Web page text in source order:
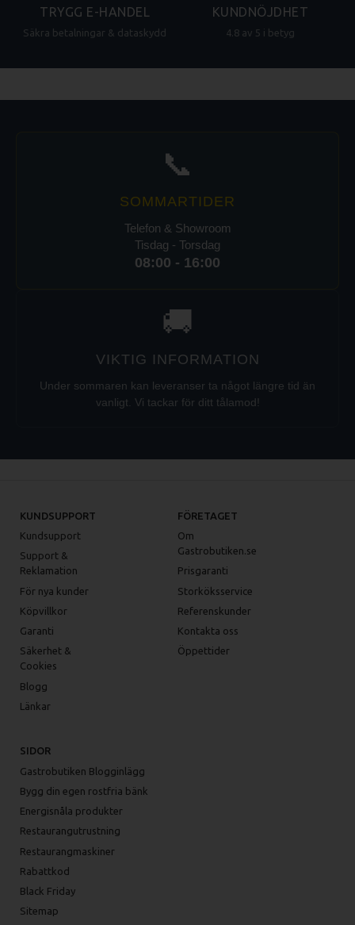
TRYGG E-HANDEL
Säkra betalningar & dataskydd
KUNDNÖJDHET
4.8 av 5 i betyg
📞
SOMMARTIDER
Telefon & Showroom
Tisdag - Torsdag
08:00 - 16:00
🚚
VIKTIG INFORMATION
Under sommaren kan leveranser ta något längre tid än
vanligt. Vi tackar för ditt tålamod!
KUNDSUPPORT
Kundsupport
Support &
Reklamation
För nya kunder
Köpvillkor
Garanti
Säkerhet &
Cookies
Blogg
Länkar
FÖRETAGET
Om
Gastrobutiken.se
Prisgaranti
Storköksservice
Referenskunder
Kontakta oss
Öppettider
SIDOR
Gastrobutiken Blogginlägg
Bygg din egen rostfria bänk
Energisnåla produkter
Restaurangutrustning
Restaurangmaskiner
Rabattkod
Black Friday
Sitemap